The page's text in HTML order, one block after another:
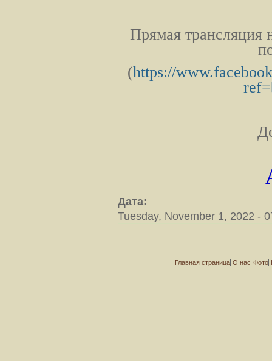
Прямая трансляция
(https://
Дата:
Tuesday, November 1, 2022 -
Главная страница О нас Фото